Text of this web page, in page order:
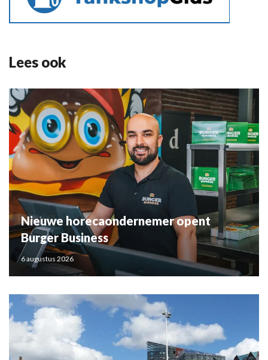
Lees ook
Nieuwe horecaondernemer opent
Burger Business
6 augustus 2026